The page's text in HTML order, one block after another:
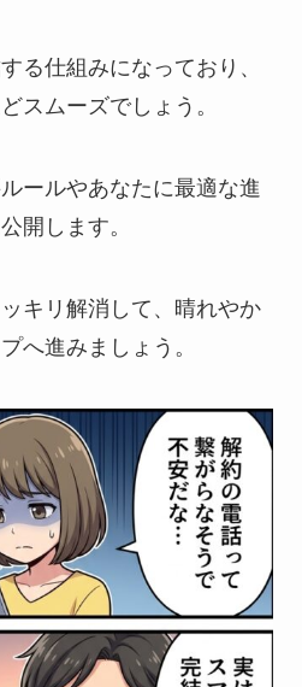
る仕組みになっており、
スムーズでしょう。
ールやあなたに最適な進
開します。
キリ解消して、晴れやか
へ進みましょう。